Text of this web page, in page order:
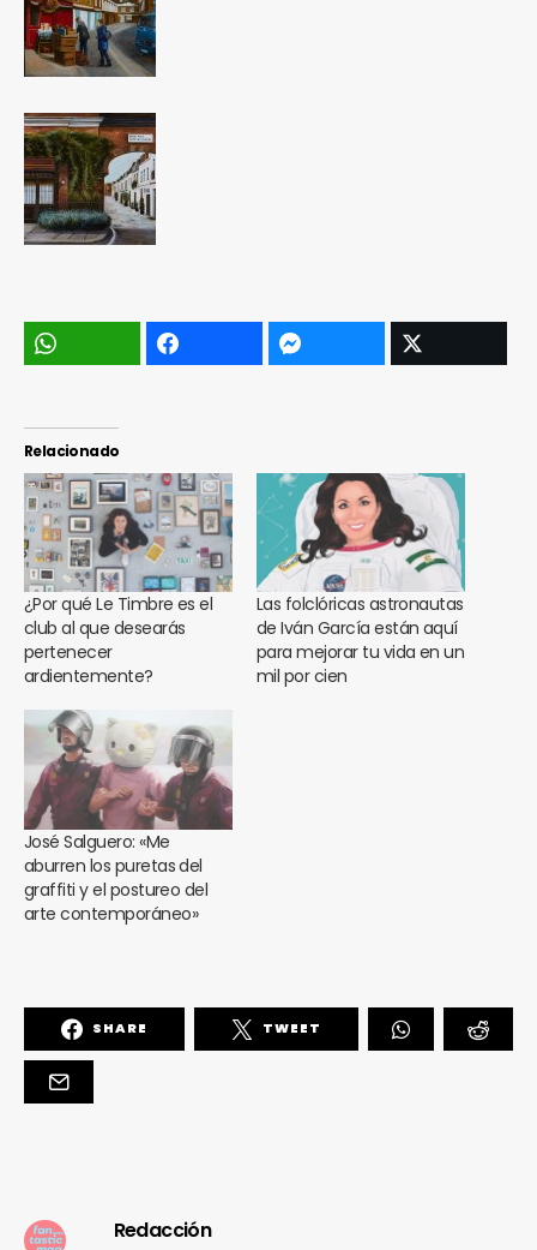
Relacionado
¿Por qué Le Timbre es el
club al que desearás
pertenecer
ardientemente?
Las folclóricas astronautas
de Iván García están aquí
para mejorar tu vida en un
mil por cien
José Salguero: «Me
aburren los puretas del
graffiti y el postureo del
arte contemporáneo»
SHARE TWEET
Redacción